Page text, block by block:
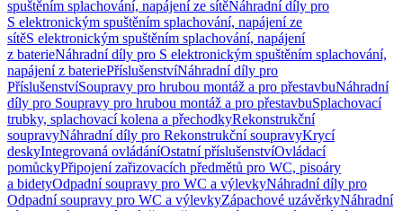
spuštěním splachování, napájení ze sítěNáhradní díly pro
S elektronickým spuštěním splachování, napájení ze
sítěS elektronickým spuštěním splachování, napájení
z baterieNáhradní díly pro S elektronickým spuštěním splachování,
napájení z bateriePříslušenstvíNáhradní díly pro
PříslušenstvíSoupravy pro hrubou montáž a pro přestavbuNáhradní
díly pro Soupravy pro hrubou montáž a pro přestavbuSplachovací
trubky, splachovací kolena a přechodkyRekonstrukční
soupravyNáhradní díly pro Rekonstrukční soupravyKrycí
deskyIntegrovaná ovládáníOstatní příslušenstvíOvládací
pomůckyPřipojení zařizovacích předmětů pro WC, pisoáry
a bidetyOdpadní soupravy pro WC a výlevkyNáhradní díly pro
Odpadní soupravy pro WC a výlevkyZápachové uzávěrkyNáhradní